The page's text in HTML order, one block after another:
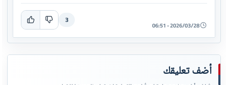
2026/03/28 - 06:51
3
أضف تعليقك